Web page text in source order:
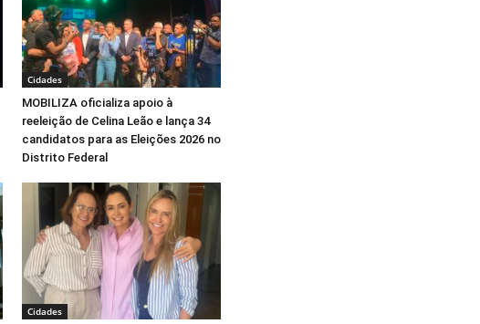
Cidades
MOBILIZA oficializa apoio à
reeleição de Celina Leão e lança 34
candidatos para as Eleições 2026 no
Distrito Federal
Cidades